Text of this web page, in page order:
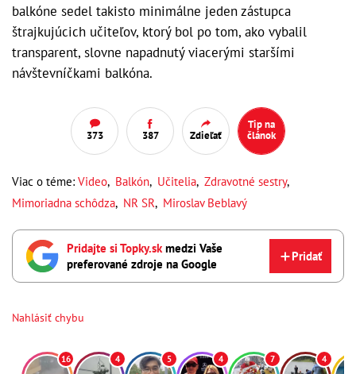
balkóne sedel takisto minimálne jeden zástupca
štrajkujúcich učiteľov, ktorý bol po tom, ako vybalil
transparent, slovne napadnutý viacerými staršími
návštevníčkami balkóna.
373 387 Zdieľať
Tip na
článok
Viac o téme: Video, Balkón, Učitelia, Zdravotné sestry,
Mimoriadna schôdza, NR SR, Miroslav Beblavý
Pridajte si Topky.sk medzi Vaše
preferované zdroje na Google
Pridať
Nahlásiť chybu
16 4 5 4 7 4